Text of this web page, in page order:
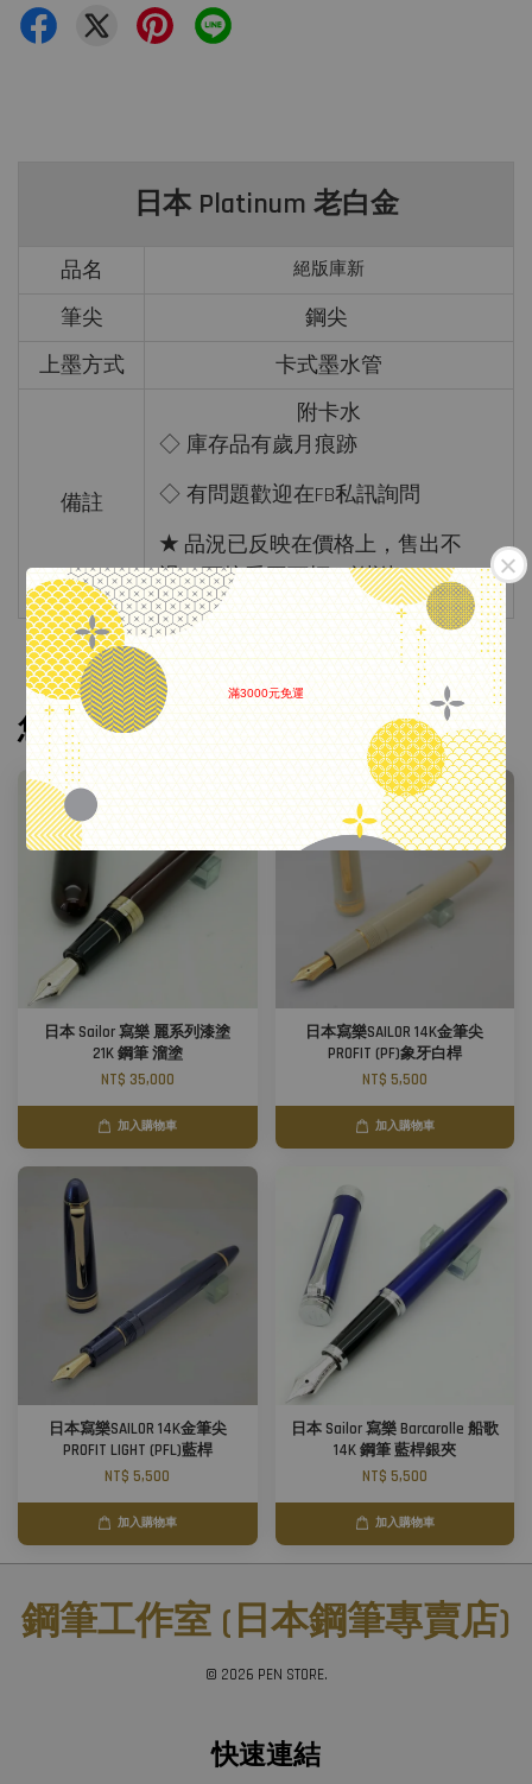
滿3000元免運
日本 Platinum 老白金
品名 絕版庫新
筆尖
鋼尖
上墨方式
卡式墨水管
備註
附卡水
◇ 庫存品有歲月痕跡
◇ 有問題歡迎在FB私訊詢問
★ 品況已反映在價格上，售出不
退，可接受再下標，謝謝
您可能也喜歡
日本 Sailor 寫樂 麗系列漆塗
21K 鋼筆 溜塗
NT$ 35,000
加入購物車
日本寫樂SAILOR 14K金筆尖
PROFIT (PF)象牙白桿
NT$ 5,500
加入購物車
日本寫樂SAILOR 14K金筆尖
PROFIT LIGHT (PFL)藍桿
NT$ 5,500
加入購物車
日本 Sailor 寫樂 Barcarolle 船歌
14K 鋼筆 藍桿銀夾
NT$ 5,500
加入購物車
鋼筆工作室 (日本鋼筆專賣店)
© 2026 PEN STORE.
快速連結